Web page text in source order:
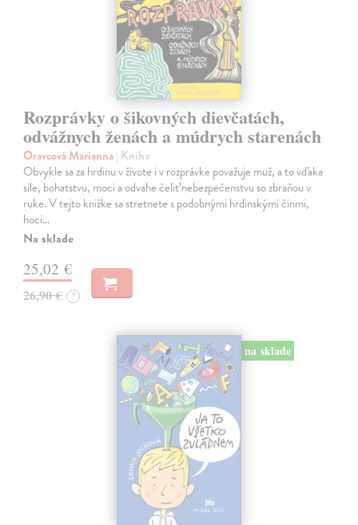
Rozprávky o šikovných dievčatách,
odvážnych ženách a múdrych starenách
Oravcová Marianna| Kniha
Obvykle sa za hrdinu v živote i v rozprávke považuje muž, a to vďaka
sile, bohatstvu, moci a odvahe čeliť nebezpečenstvu so zbraňou v
ruke. V tejto knižke sa stretnete s podobnými hrdinskými činmi,
hoci…
Na sklade
25,02 €
26,90 € ?
na sklade